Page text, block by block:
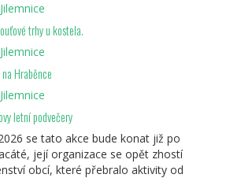
Jilemnice
trhy u kostela.
Jilemnice
Hraběnce
Jilemnice
letní podvečery
se tato akce bude konat již po
její organizace se opět zhostí
obcí, které přebralo aktivity od